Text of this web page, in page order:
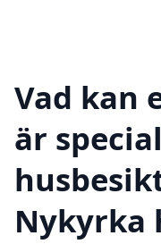
Vad kan
är
Nykyrka